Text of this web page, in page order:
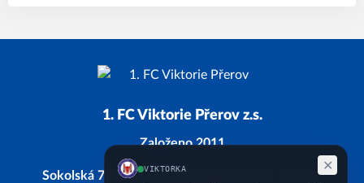
1. FC Viktorie Přerov z.s.
Založeno 2011
Sokolská 734/28, 750 02 Přerov, Přerov I-Město